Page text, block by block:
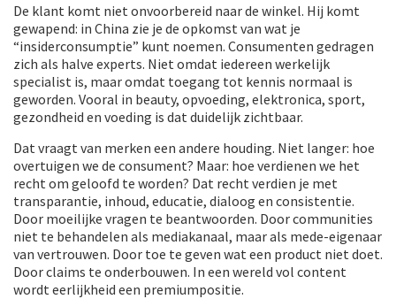
De klant komt niet onvoorbereid naar de winkel. Hij komt
gewapend: in China zie je de opkomst van wat je
“insiderconsumptie” kunt noemen. Consumenten gedragen
zich als halve experts. Niet omdat iedereen werkelijk
specialist is, maar omdat toegang tot kennis normaal is
geworden. Vooral in beauty, opvoeding, elektronica, sport,
gezondheid en voeding is dat duidelijk zichtbaar.
Dat vraagt van merken een andere houding. Niet langer: hoe
overtuigen we de consument? Maar: hoe verdienen we het
recht om geloofd te worden? Dat recht verdien je met
transparantie, inhoud, educatie, dialoog en consistentie.
Door moeilijke vragen te beantwoorden. Door communities
niet te behandelen als mediakanaal, maar als mede-eigenaar
van vertrouwen. Door toe te geven wat een product niet doet.
Door claims te onderbouwen. In een wereld vol content
wordt eerlijkheid een premiumpositie.